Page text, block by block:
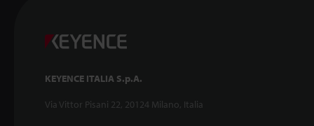
KEYENCE ITALIA S.p.A.
Via Vittor Pisani 22, 20124 Milano, Italia